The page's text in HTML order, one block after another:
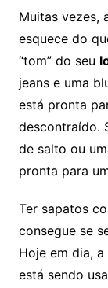
Muitas vezes,
esquece do
“tom” do seu
jeans e uma
está pronta
descontraído.
de salto ou
pronta para
Ter sapatos
consegue se
Hoje em dia,
está sendo